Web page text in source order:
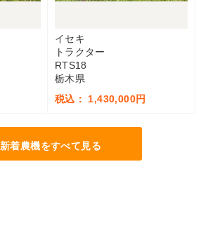
イセキ
トラクター
RTS18
栃木県
税込： 1,430,000円
新着農機をすべて見る